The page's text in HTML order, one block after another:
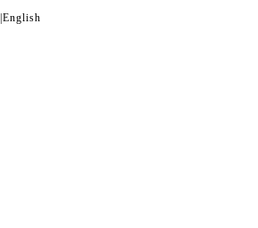
English